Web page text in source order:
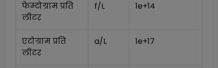
फेम्टोग्राम प्रति
लीटर
f/L 1e+14
एटोग्राम प्रति
लीटर
a/L 1e+17